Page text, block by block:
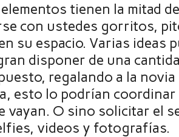
tienen la mitad
con ustedes gorritos,
su espacio. Varias ideas
disponer de una
regalando a la
esto lo podrían
vayan. O sino solicitar el
videos y fotografías.